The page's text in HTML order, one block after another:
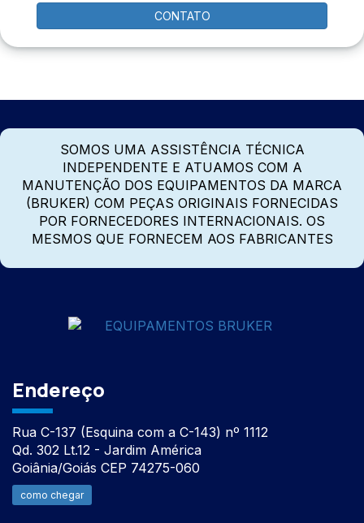
CONTATO
SOMOS UMA ASSISTÊNCIA TÉCNICA
INDEPENDENTE E ATUAMOS COM A
MANUTENÇÃO DOS EQUIPAMENTOS DA MARCA
(BRUKER) COM PEÇAS ORIGINAIS FORNECIDAS
POR FORNECEDORES INTERNACIONAIS. OS
MESMOS QUE FORNECEM AOS FABRICANTES
Endereço
Rua C-137 (Esquina com a C-143) nº 1112
Qd. 302 Lt.12 - Jardim América
Goiânia/Goiás CEP 74275-060
como chegar